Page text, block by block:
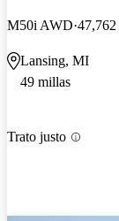
M50i AWD
Lansing, MI
49 millas
Trato justo